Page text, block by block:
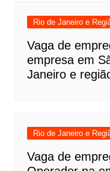
Rio de Janeiro e
Vaga de
empresa em
Janeiro e
Rio de Janeiro e
Vaga de